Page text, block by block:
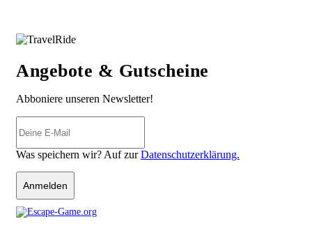
Angebote & Gutscheine
Abboniere unseren Newsletter!
Was speichern wir? Auf zurDatenschutzerklärung.
Anmelden